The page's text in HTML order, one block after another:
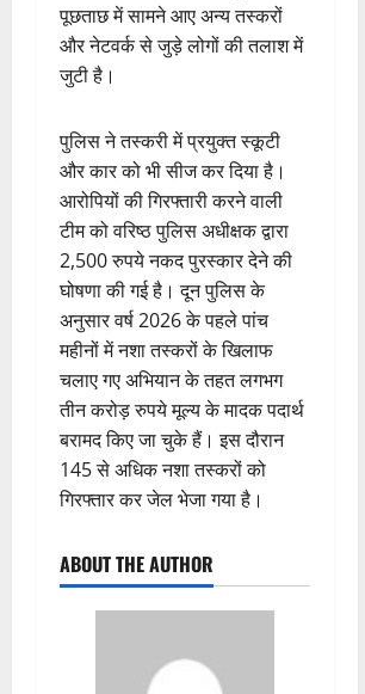
पूछताछ में सामने आए अन्य तस्करों
और नेटवर्क से जुड़े लोगों की तलाश में
जुटी है।
पुलिस ने तस्करी में प्रयुक्त स्कूटी
और कार को भी सीज कर दिया है।
आरोपियों की गिरफ्तारी करने वाली
टीम को वरिष्ठ पुलिस अधीक्षक द्वारा
2,500 रुपये नकद पुरस्कार देने की
घोषणा की गई है। दून पुलिस के
अनुसार वर्ष 2026 के पहले पांच
महीनों में नशा तस्करों के खिलाफ
चलाए गए अभियान के तहत लगभग
तीन करोड़ रुपये मूल्य के मादक पदार्थ
बरामद किए जा चुके हैं। इस दौरान
145 से अधिक नशा तस्करों को
गिरफ्तार कर जेल भेजा गया है।
ABOUT THE AUTHOR